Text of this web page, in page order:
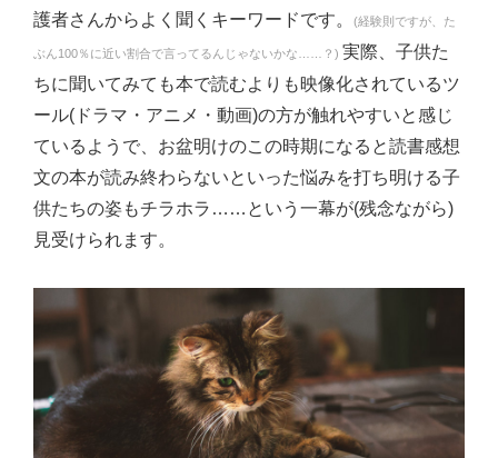
護者さんからよく聞くキーワードです。
(経験則ですが、た
ぶん100％に近い割合で言ってるんじゃないかな……？) 実際、子供た
ちに聞いてみても本で読むよりも映像化されているツ
ール(ドラマ・アニメ・動画)の方が触れやすいと感じ
ているようで、お盆明けのこの時期になると読書感想
文の本が読み終わらないといった悩みを打ち明ける子
供たちの姿もチラホラ……という一幕が(残念ながら)
見受けられます。